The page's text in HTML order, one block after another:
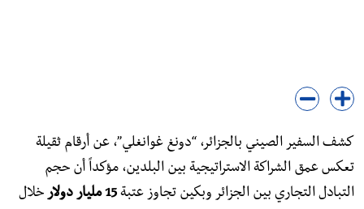
كشف السفير الصيني بالجزائر، “دونغ غوانغلي”، عن أرقام ثقيلة
تعكس عمق الشراكة الاستراتيجية بين البلدين، مؤكداً أن حجم
التبادل التجاري بين الجزائر وبكين تجاوز عتبة15 مليار دولار
خلال